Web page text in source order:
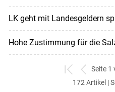
LK geht mit Landesgeldern
Hohe Zustimmung für die
zum
ersten
zurück
zum
Seite 1
172 Artikel |